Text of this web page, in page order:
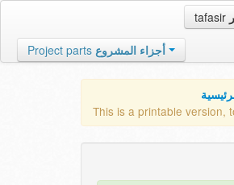
tafasir
Project parts أجزاء المشروع
This is a printable version,